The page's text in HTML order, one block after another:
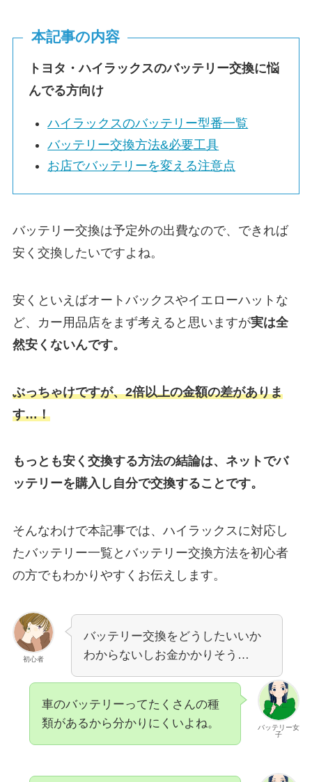
本記事の内容
トヨタ・ハイラックスのバッテリー交換に悩
んでる方向け
ハイラックスのバッテリー型番一覧
バッテリー交換方法&必要工具
お店でバッテリーを変える注意点
バッテリー交換は予定外の出費なので、できれば
安く交換したいですよね。
安くといえばオートバックスやイエローハットな
ど、カー用品店をまず考えると思いますが実は全
然安くないんです。
ぶっちゃけですが、2倍以上の金額の差がありま
す…！
もっとも安く交換する方法の結論は、ネットでバ
ッテリーを購入し自分で交換することです。
そんなわけで本記事では、ハイラックスに対応し
たバッテリー一覧とバッテリー交換方法を初心者
の方でもわかりやすくお伝えします。
初心者
バッテリー交換をどうしたいいか
わからないしお金かかりそう…
バッテリー女
子
車のバッテリーってたくさんの種
類があるから分かりにくいよね。